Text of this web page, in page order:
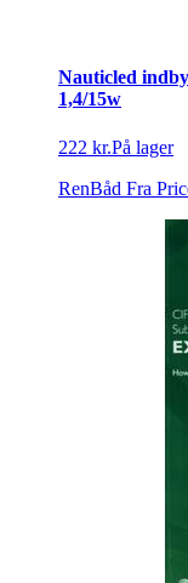
Nauticled
1,4/15w
222 kr.På lager
RenBåd Fra